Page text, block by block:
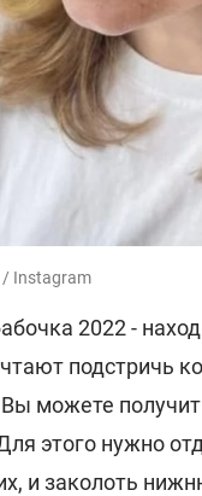
Instagram
2022 -
подстричь
можете
этого нужно
и заколоть